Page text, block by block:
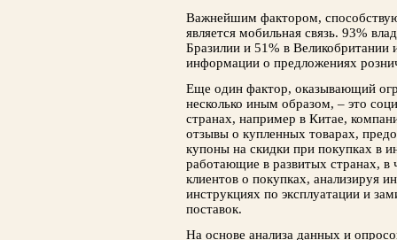
Важнейшим фактором,
является мобильная связь. 93%
Бразилии и 51% в Великобритании
информации о предложениях
Еще один фактор, оказывающий
несколько иным образом, – это
странах, например в Китае,
отзывы о купленных товарах,
купоны на скидки при покупках в
работающие в развитых странах,
клиентов о покупках, анализируя
инструкциях по эксплуатации и
поставок.
На основе анализа данных и